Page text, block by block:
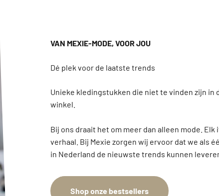
VAN MEXIE-MODE, VOOR JOU
Unieke kledingstukken die niet te vinden zijn in
winkel.
Bij ons draait het om meer dan alleen mode.
verhaal. Bij Mexie zorgen wij ervoor dat we als
in Nederland de nieuwste trends kunnen
Shop onze bestsellers